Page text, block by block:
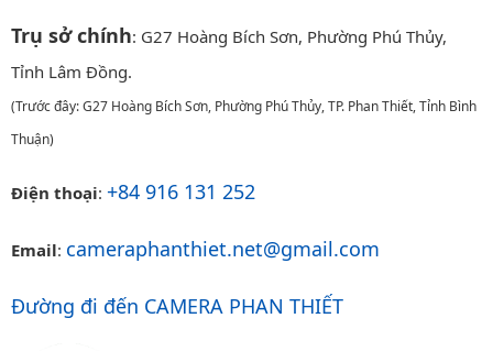
Trụ sở chính: G27 Hoàng Bích Sơn, Phường Phú Thủy,
Tỉnh Lâm Đồng.
(Trước đây: G27 Hoàng Bích Sơn, Phường Phú Thủy, TP. Phan Thiết, Tỉnh Bình
Thuận)
Điện thoại: +84 916 131 252
Email: cameraphanthiet.net@gmail.com
Đường đi đến CAMERA PHAN THIẾT